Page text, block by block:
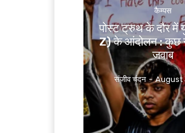
कैम्पस
पोस्ट ट्रुथ के दौर
Z) के आंदोलन : कुछ
जवाब
संजीव चंदन - August